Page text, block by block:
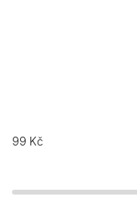
99 Kč